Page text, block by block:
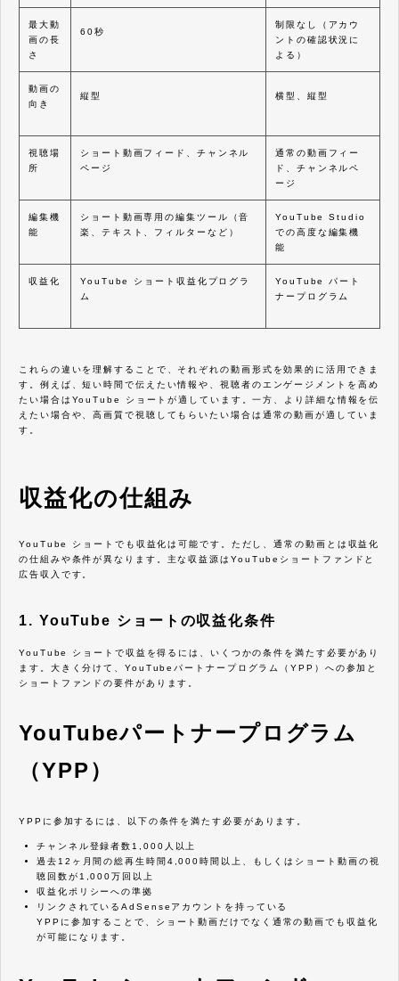
最大動
画の長
さ
60秒
制限なし（アカウ
ントの確認状況に
よる）
動画の
向き
縦型 横型、縦型
視聴場
所
ショート動画フィード、チャンネル
ページ
通常の動画フィー
ド、チャンネルペ
ージ
編集機
能
ショート動画専用の編集ツール（音
楽、テキスト、フィルターなど）
YouTube Studio
での高度な編集機
能
収益化
YouTube ショート収益化プログラ
ム
YouTube パート
ナープログラム
これらの違いを理解することで、それぞれの動画形式を効果的に活用できま
す。例えば、短い時間で伝えたい情報や、視聴者のエンゲージメントを高め
たい場合はYouTube ショートが適しています。一方、より詳細な情報を伝
えたい場合や、高画質で視聴してもらいたい場合は通常の動画が適していま
す。
収益化の仕組み
YouTube ショートでも収益化は可能です。ただし、通常の動画とは収益化
の仕組みや条件が異なります。主な収益源はYouTubeショートファンドと
広告収入です。
1. YouTube ショートの収益化条件
YouTube ショートで収益を得るには、いくつかの条件を満たす必要があり
ます。大きく分けて、YouTubeパートナープログラム（YPP）への参加と
ショートファンドの要件があります。
YouTubeパートナープログラム
（YPP）
YPPに参加するには、以下の条件を満たす必要があります。
チャンネル登録者数1,000人以上
過去12ヶ月間の総再生時間4,000時間以上、もしくはショート動画の視
聴回数が1,000万回以上
収益化ポリシーへの準拠
リンクされているAdSenseアカウントを持っている
YPPに参加することで、ショート動画だけでなく通常の動画でも収益化
が可能になります。